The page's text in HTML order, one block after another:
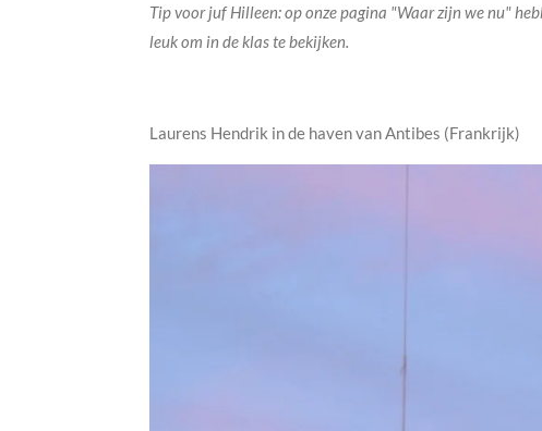
Tip voor juf Hilleen: op onze pagina "Waar zijn we nu"
leuk om in de klas te bekijken.
Laurens Hendrik in de haven van Antibes (Frankrijk)